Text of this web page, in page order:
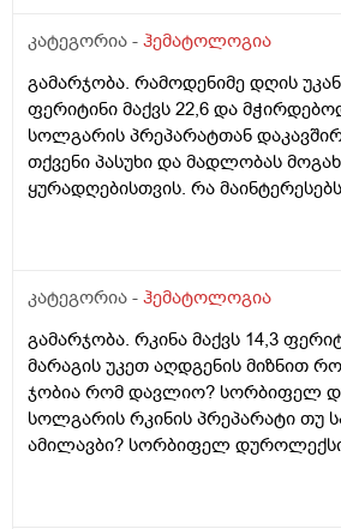
ფლაკონი უნდა დავლიო იქნებ
მლ.მადლობა
კატეგორია - ჰემატოლოგია
გამარჯობა. რამოდენიმე დღის
ფერიტინი მაქვს 22,6 და
სოლგარის პრეპარატთან
თქვენი პასუხი და მადლობას
ყურადღებისთვის. რა
დოზა: დღეში 1-2 საკვებთან
საკვების მიღების შემდეგ რომ
დროს? სორბიფელ დუროლექსს
მიაყოლეთო წყალი.სოლგარის
როგორაა? დღეში 1 ჯერ რომ
ეფექტური დილით თუ საღამოს?
კატეგორია - ჰემატოლოგია
გამარჯობა. რკინა მაქვს 14,3
მარაგის უკეთ აღდგენის მიზნით
ჯობია რომ დავლიო? სორბიფელ
სოლგარის რკინის პრეპარატი თუ
ამილავბი? სორბიფელ